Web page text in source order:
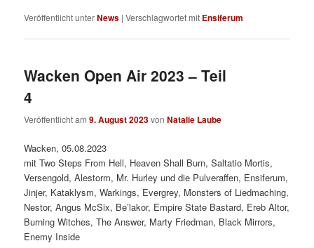
Veröffentlicht unterNews |Verschlagwortet mit Ensiferum
Wacken Open Air 2023 – Teil
4
Veröffentlicht am9. August 2023vonNatalie Laube
Wacken, 05.08.2023
mit Two Steps From Hell, Heaven Shall Burn, Saltatio Mortis,
Versengold, Alestorm, Mr. Hurley und die Pulveraffen, Ensiferum,
Jinjer, Kataklysm, Warkings, Evergrey, Monsters of Liedmaching,
Nestor, Angus McSix, Be’lakor, Empire State Bastard, Ereb Altor,
Burning Witches, The Answer, Marty Friedman, Black Mirrors,
Enemy Inside